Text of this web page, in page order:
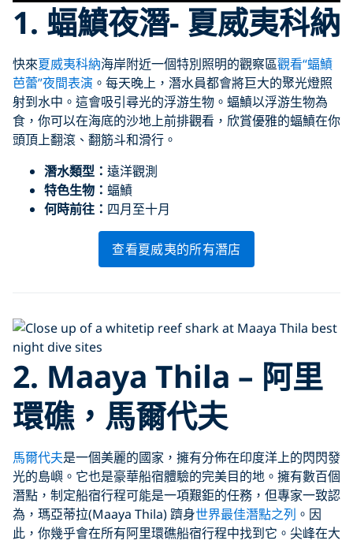
1. 蝠鱝夜潛- 夏威夷科納
快來夏威夷科納海岸附近一個特別照明的觀察區觀看“蝠鱝
芭蕾”夜間表演 。每天晚上，潛水員都會將巨大的聚光燈照
射到水中。這會吸引尋光的浮游生物。蝠鱝以浮游生物為
食，你可以在海底的沙地上前排觀看，欣賞優雅的蝠鱝在你
頭頂上翻滾、翻筋斗和滑行。
潛水類型： 遠洋觀測
特色生物： 蝠鱝
何時前往： 四月至十月
查看夏威夷的所有潛店
2. Maaya Thila – 阿里
環礁，馬爾代夫
馬爾代夫是一個美麗的國家，擁有分佈在印度洋上的閃閃發
光的島嶼。它也是豪華船宿體驗的完美目的地。擁有數百個
潛點，制定船宿行程可能是一項艱鉅的任務，但專家一致認
為，瑪亞蒂拉(Maaya Thila) 躋身世界最佳潛點之列 。因
此，你幾乎會在所有阿里環礁船宿行程中找到它。尖峰在大